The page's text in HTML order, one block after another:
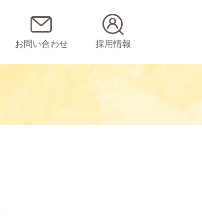
お問い合わせ 採用情報